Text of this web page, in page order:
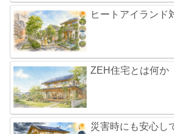
ヒートアイランド
ZEH住宅とは何か
災害時にも安心し